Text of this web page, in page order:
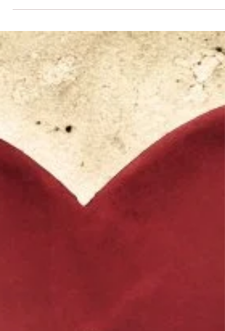
na minha cega bondade. Bondade, uma...